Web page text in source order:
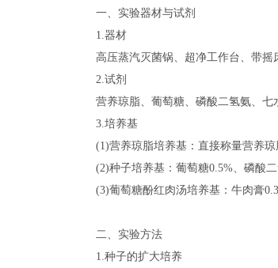
一、实验器材与试剂
1.器材
高压蒸汽灭菌锅、超净工作台、带
2.试剂
营养琼脂、葡萄糖、磷酸二氢氨、
3.培养基
(1)营养琼脂培养基：直接称量营养
(2)种子培养基：葡萄糖0.5%、磷酸
(3)葡萄糖酚红肉汤培养基：牛肉膏
二、实验方法
1.种子的扩大培养